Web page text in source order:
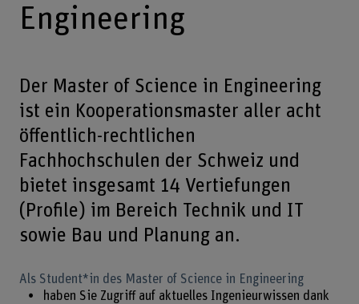
Engineering
Der Master of Science in Engineering
ist ein Kooperationsmaster aller acht
öffentlich-rechtlichen
Fachhochschulen der Schweiz und
bietet insgesamt 14 Vertiefungen
(Profile) im Bereich Technik und IT
sowie Bau und Planung an.
Als Student*in des Master of Science in Engineering
haben Sie Zugriff auf aktuelles Ingenieurwissen dank